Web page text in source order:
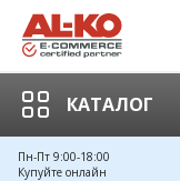
КАТАЛОГ
Пн-Пт 9:00-18:00
Купуйте онлайн